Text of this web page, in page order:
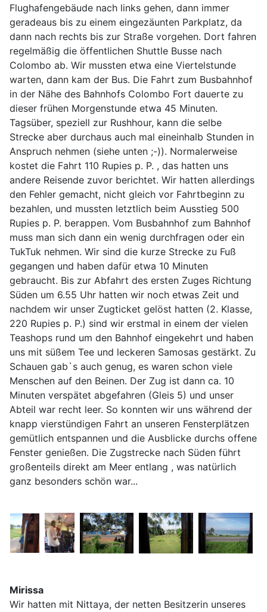
Flughafengebäude nach links gehen, dann immer
geradeaus bis zu einem eingezäunten Parkplatz, da
dann nach rechts bis zur Straße vorgehen. Dort fahren
regelmäßig die öffentlichen Shuttle Busse nach
Colombo ab. Wir mussten etwa eine Viertelstunde
warten, dann kam der Bus. Die Fahrt zum Busbahnhof
in der Nähe des Bahnhofs Colombo Fort dauerte zu
dieser frühen Morgenstunde etwa 45 Minuten.
Tagsüber, speziell zur Rushhour, kann die selbe
Strecke aber durchaus auch mal eineinhalb Stunden in
Anspruch nehmen (siehe unten ;-)). Normalerweise
kostet die Fahrt 110 Rupies p. P. , das hatten uns
andere Reisende zuvor berichtet. Wir hatten allerdings
den Fehler gemacht, nicht gleich vor Fahrtbeginn zu
bezahlen, und mussten letztlich beim Ausstieg 500
Rupies p. P. berappen. Vom Busbahnhof zum Bahnhof
muss man sich dann ein wenig durchfragen oder ein
TukTuk nehmen. Wir sind die kurze Strecke zu Fuß
gegangen und haben dafür etwa 10 Minuten
gebraucht. Bis zur Abfahrt des ersten Zuges Richtung
Süden um 6.55 Uhr hatten wir noch etwas Zeit und
nachdem wir unser Zugticket gelöst hatten (2. Klasse,
220 Rupies p. P.) sind wir erstmal in einem der vielen
Teashops rund um den Bahnhof eingekehrt und haben
uns mit süßem Tee und leckeren Samosas gestärkt. Zu
Schauen gab`s auch genug, es waren schon viele
Menschen auf den Beinen. Der Zug ist dann ca. 10
Minuten verspätet abgefahren (Gleis 5) und unser
Abteil war recht leer. So konnten wir uns während der
knapp vierstündigen Fahrt an unseren Fensterplätzen
gemütlich entspannen und die Ausblicke durchs offene
Fenster genießen. Die Zugstrecke nach Süden führt
großenteils direkt am Meer entlang , was natürlich
ganz besonders schön war...
Mirissa
Wir hatten mit Nittaya, der netten Besitzerin unseres